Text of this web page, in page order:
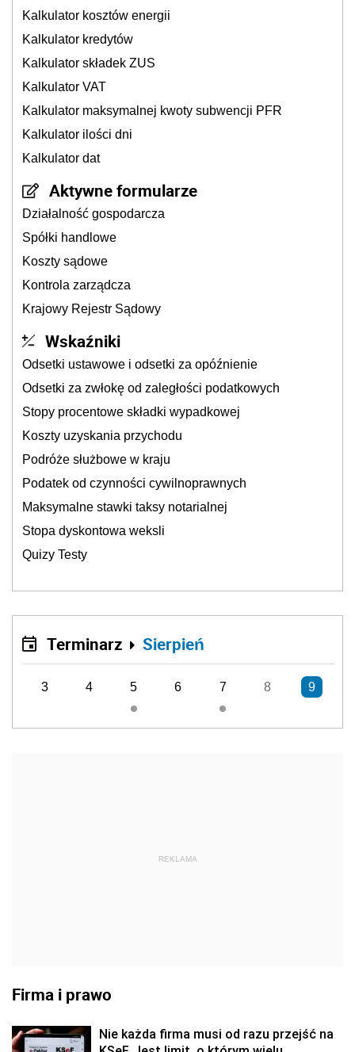
Kalkulator kosztów energii
Kalkulator kredytów
Kalkulator składek ZUS
Kalkulator VAT
Kalkulator maksymalnej kwoty subwencji PFR
Kalkulator ilości dni
Kalkulator dat
Aktywne formularze
Działalność gospodarcza
Spółki handlowe
Koszty sądowe
Kontrola zarządcza
Krajowy Rejestr Sądowy
Wskaźniki
Odsetki ustawowe i odsetki za opóźnienie
Odsetki za zwłokę od zaległości podatkowych
Stopy procentowe składki wypadkowej
Koszty uzyskania przychodu
Podróże służbowe w kraju
Podatek od czynności cywilnoprawnych
Maksymalne stawki taksy notarialnej
Stopa dyskontowa weksli
Quizy Testy
Terminarz Sierpień
3 4 5 6 7 8 9
REKLAMA
Firma i prawo
Nie każda firma musi od razu przejść na